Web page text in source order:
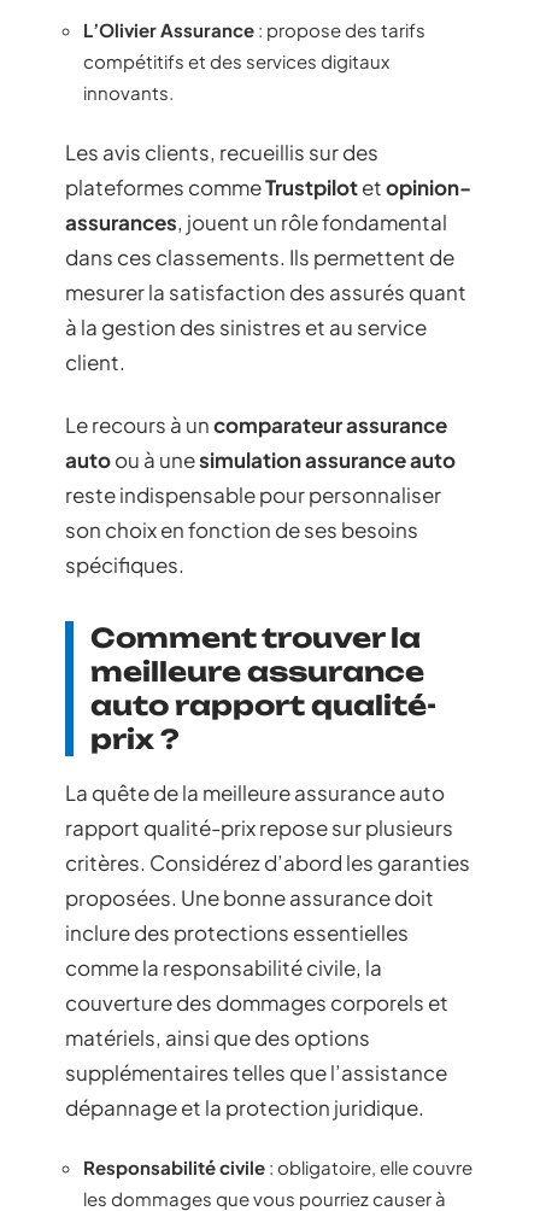
L’Olivier Assurance : propose des tarifs
compétitifs et des services digitaux
innovants.
Les avis clients, recueillis sur des
plateformes commeTrustpilotetopinion-
assurances, jouent un rôle fondamental
dans ces classements. Ils permettent de
mesurer la satisfaction des assurés quant
à la gestion des sinistres et au service
client.
Le recours à uncomparateur assurance
autoou à unesimulation assurance auto
reste indispensable pour personnaliser
son choix en fonction de ses besoins
spécifiques.
Comment trouver la
meilleure assurance
auto rapport qualité-
prix ?
La quête de la meilleure assurance auto
rapport qualité-prix repose sur plusieurs
critères. Considérez d’abord les garanties
proposées. Une bonne assurance doit
inclure des protections essentielles
comme la responsabilité civile, la
couverture des dommages corporels et
matériels, ainsi que des options
supplémentaires telles que l’assistance
dépannage et la protection juridique.
Responsabilité civile : obligatoire, elle couvre
les dommages que vous pourriez causer à